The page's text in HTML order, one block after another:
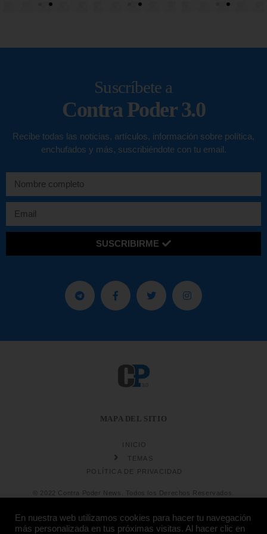
Suscríbete a
Contra Poder 3.0
Recibe todas las noticias, artículos, información sobre política,
enchufados y más, suscribiéndote con tu email.
SUSCRIBIRME
MAPA DEL SITIO
INICIO
TEMAS
POLÍTICA DE PRIVACIDAD
© 2022 Contra Poder News. Todos los Derechos Reservados.
En nuestra web utilizamos cookies para hacer tu navegación
más personalizada en tus próximas visitas. Al hacer clic en